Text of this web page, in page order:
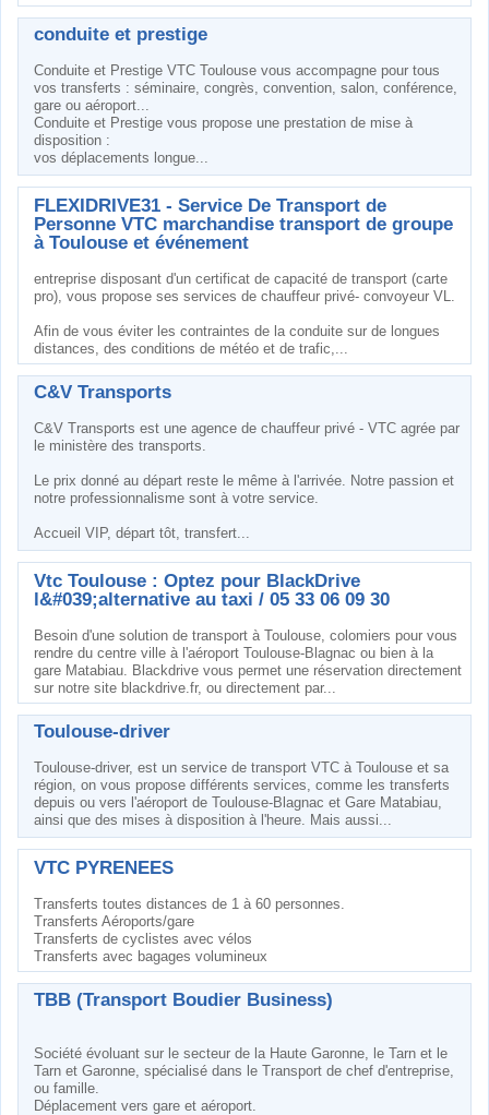
conduite et prestige
Conduite et Prestige VTC Toulouse vous accompagne pour tous
vos transferts : séminaire, congrès, convention, salon, conférence,
gare ou aéroport...
Conduite et Prestige vous propose une prestation de mise à
disposition :
vos déplacements longue...
FLEXIDRIVE31 - Service De Transport de
Personne VTC marchandise transport de groupe
à Toulouse et événement
entreprise disposant d'un certificat de capacité de transport (carte
pro), vous propose ses services de chauffeur privé- convoyeur VL.
Afin de vous éviter les contraintes de la conduite sur de longues
distances, des conditions de météo et de trafic,...
C&V Transports
C&V Transports est une agence de chauffeur privé - VTC agrée par
le ministère des transports.
Le prix donné au départ reste le même à l'arrivée. Notre passion et
notre professionnalisme sont à votre service.
Accueil VIP, départ tôt, transfert...
Vtc Toulouse : Optez pour BlackDrive
l&#039;alternative au taxi / 05 33 06 09 30
Besoin d'une solution de transport à Toulouse, colomiers pour vous
rendre du centre ville à l'aéroport Toulouse-Blagnac ou bien à la
gare Matabiau. Blackdrive vous permet une réservation directement
sur notre site blackdrive.fr, ou directement par...
Toulouse-driver
Toulouse-driver, est un service de transport VTC à Toulouse et sa
région, on vous propose différents services, comme les transferts
depuis ou vers l'aéroport de Toulouse-Blagnac et Gare Matabiau,
ainsi que des mises à disposition à l'heure. Mais aussi...
VTC PYRENEES
Transferts toutes distances de 1 à 60 personnes.
Transferts Aéroports/gare
Transferts de cyclistes avec vélos
Transferts avec bagages volumineux
TBB (Transport Boudier Business)
Société évoluant sur le secteur de la Haute Garonne, le Tarn et le
Tarn et Garonne, spécialisé dans le Transport de chef d'entreprise,
ou famille.
Déplacement vers gare et aéroport.